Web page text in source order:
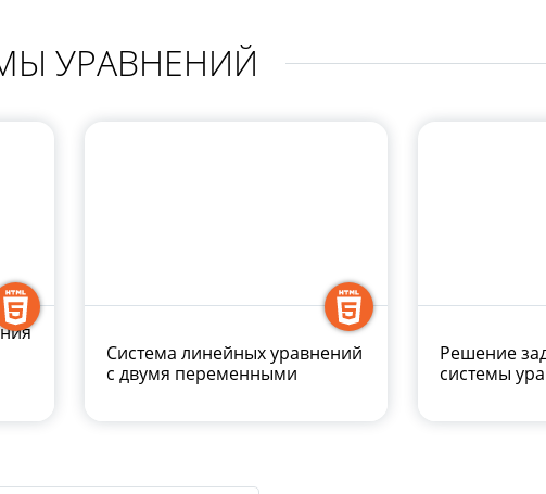
УРАВНЕНИЙ
Система линейных уравнений
с двумя переменными
Решение
системы